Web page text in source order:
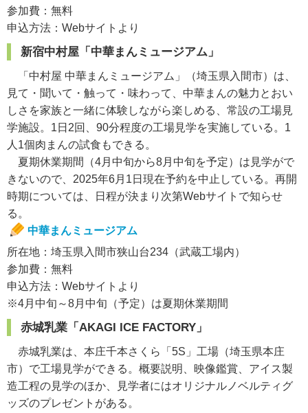
参加費：無料
申込方法：Webサイトより
新宿中村屋「中華まんミュージアム」
「中村屋 中華まんミュージアム」（埼玉県入間市）は、
見て・聞いて・触って・味わって、中華まんの魅力とおい
しさを家族と一緒に体験しながら楽しめる、常設の工場見
学施設。1日2回、90分程度の工場見学を実施している。1
人1個肉まんの試食もできる。
夏期休業期間（4月中旬から8月中旬を予定）は見学がで
きないので、2025年6月1日現在予約を中止している。再開
時期については、日程が決まり次第Webサイトで知らせ
る。
中華まんミュージアム
所在地：埼玉県入間市狭山台234（武蔵工場内）
参加費：無料
申込方法：Webサイトより
※4月中旬～8月中旬（予定）は夏期休業期間
赤城乳業「AKAGI ICE FACTORY」
赤城乳業は、本庄千本さくら「5S」工場（埼玉県本庄
市）で工場見学ができる。概要説明、映像鑑賞、アイス製
造工程の見学のほか、見学者にはオリジナルノベルティグ
ッズのプレゼントがある。